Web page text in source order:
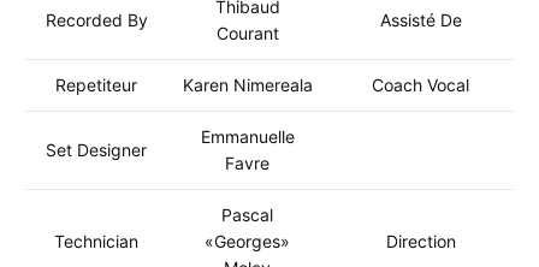
Recorded By
Thibaud
Courant
Assisté De
Repetiteur Karen Nimereala Coach Vocal
Set Designer
Emmanuelle
Favre
Technician
Pascal
«Georges»
Direction